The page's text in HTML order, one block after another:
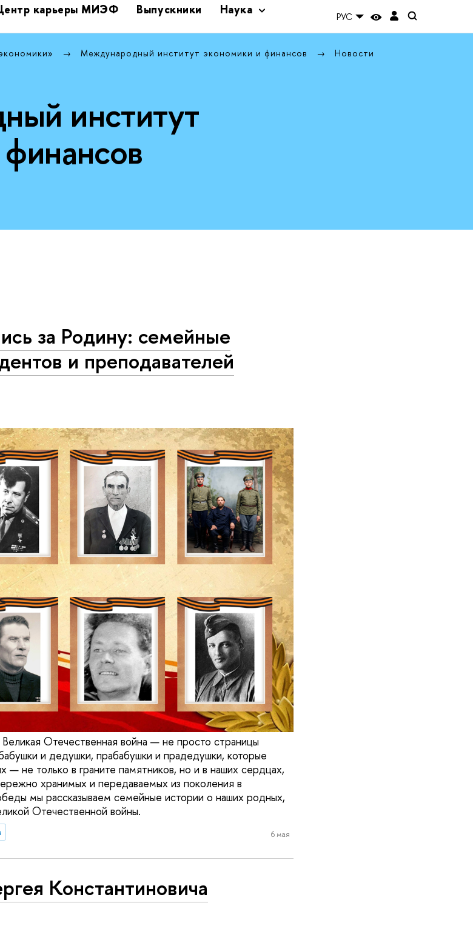
карьеры МИЭФ Выпускники
Наука
РУС
Международный институт экономики и финансов Новости
институт
за Родину: семейные
и преподавателей
Отечественная война — не просто страницы
и дедушки, прабабушки и прадедушки, которые
— не только в граните памятников, но и в наших сердцах,
хранимых и передаваемых из поколения в
мы рассказываем семейные истории о наших родных,
Отечественной войны.
6 мая
Константиновича